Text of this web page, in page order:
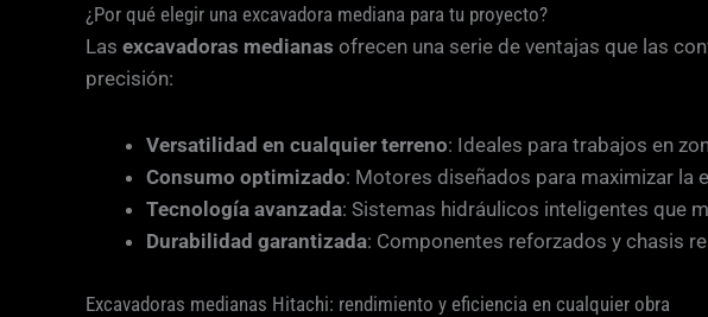
¿Por qué elegir una excavadora mediana para tu proyecto?
Las excavadoras medianas ofrecen una serie de ventajas que las
precisión:
Versatilidad en cualquier terreno: Ideales para trabajos en
Consumo optimizado: Motores diseñados para maximizar la
Tecnología avanzada: Sistemas hidráulicos inteligentes que
Durabilidad garantizada: Componentes reforzados y chasis
Excavadoras medianas Hitachi: rendimiento y eficiencia en cualquier obra